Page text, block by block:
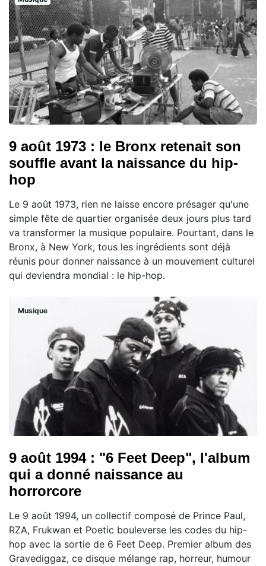
9 août 1973 : le Bronx retenait son
souffle avant la naissance du hip-
hop
Le 9 août 1973, rien ne laisse encore présager qu'une
simple fête de quartier organisée deux jours plus tard
va transformer la musique populaire. Pourtant, dans le
Bronx, à New York, tous les ingrédients sont déjà
réunis pour donner naissance à un mouvement culturel
qui deviendra mondial : le hip-hop.
Musique
9 août 1994 : "6 Feet Deep", l'album
qui a donné naissance au
horrorcore
Le 9 août 1994, un collectif composé de Prince Paul,
RZA, Frukwan et Poetic bouleverse les codes du hip-
hop avec la sortie de 6 Feet Deep. Premier album des
Gravediggaz, ce disque mélange rap, horreur, humour